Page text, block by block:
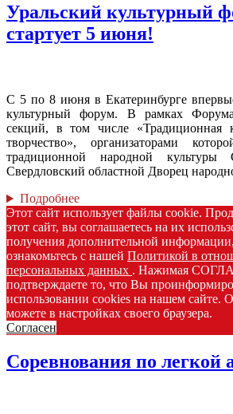
Уральский культурный
стартует 5 июня!
С 5 по 8 июня в Екатеринбурге
культурный форум. В рамках Форума
секций, в том числе «Традиционная
творчество», организаторами
традиционной народной
Свердловский областной Дворец
Подробнее
Этот сайт использует файлы cookie.
этот сайт, вы соглашаетесь на их
получения дополнительной
ознакомьтесь с нашей Политикой в
персональных данных . Нажимая
подтверждаете то, что Вы
использовании cookies на нашем сайте.
можете в настройках своего браузера.
Согласен
Соревнования по легкой